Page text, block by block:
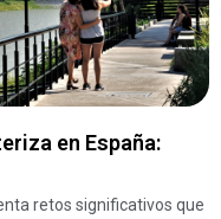
en España:
retos significativos que